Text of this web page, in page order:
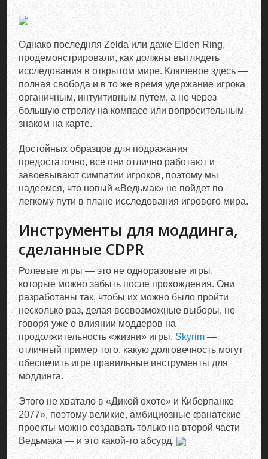
Однако последняя Zelda или даже Elden Ring,
продемонстрировали, как должны выглядеть
исследования в открытом мире. Ключевое здесь —
полная свобода и в то же время удержание игрока
органичным, интуитивным путем, а не через
большую стрелку на компасе или вопросительным
знаком на карте.
Достойных образцов для подражания
предостаточно, все они отлично работают и
завоевывают симпатии игроков, поэтому мы
надеемся, что новый «Ведьмак» не пойдет по
легкому пути в плане исследования игрового мира.
Инструменты для моддинга,
сделанные CDPR
Ролевые игры — это не одноразовые игры,
которые можно забыть после прохождения. Они
разработаны так, чтобы их можно было пройти
несколько раз, делая всевозможные выборы, не
говоря уже о влиянии моддеров на
продолжительность «жизни» игры. Skyrim—
отличный пример того, какую долговечность могут
обеспечить игре правильные инструменты для
моддинга.
Этого не хватало в «Дикой охоте» и Киберпанке
2077», поэтому великие, амбициозные фанатские
проекты можно создавать только на второй части
Ведьмака — и это какой-то абсурд.